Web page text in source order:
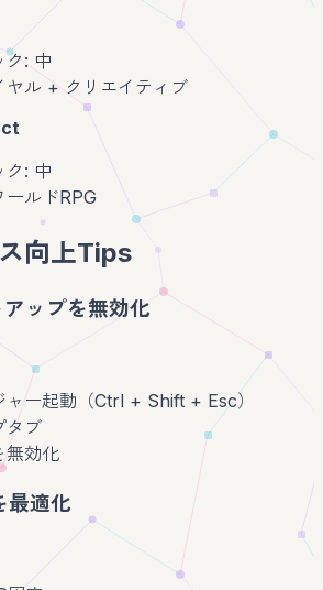
ク: 中
ヤル + クリエイティブ
ク: 中
ールドRPG
向上Tips
ップを無効化
ャー起動（Ctrl + Shift + Esc）
タブ
無効化
最適化